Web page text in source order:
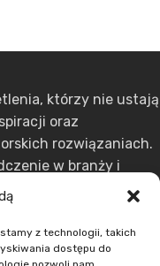
z technologii, takich
dostępu do
którzy nie ustają
oraz
rozwiązaniach.
w branży i